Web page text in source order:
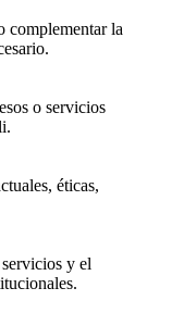
complementar la
o servicios
éticas,
y el